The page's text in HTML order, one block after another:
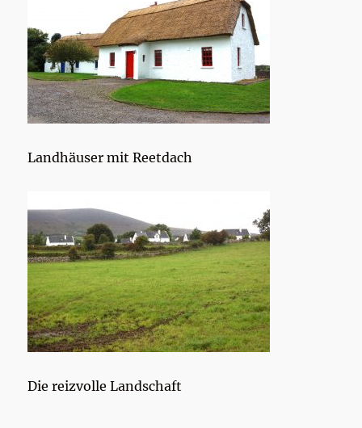
Landhäuser mit Reetdach
Die reizvolle Landschaft